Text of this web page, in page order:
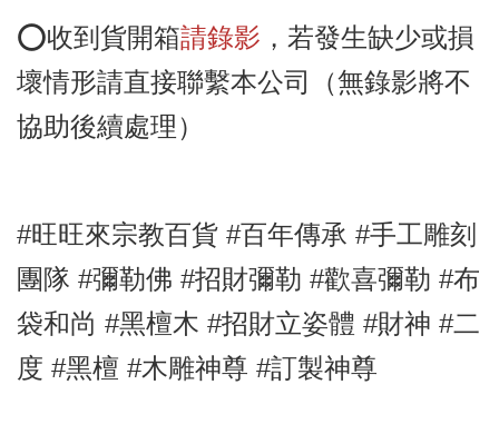
⭕️收到貨開箱請錄影 ，若發生缺少或損
壞情形請直接聯繫本公司（無錄影將不
協助後續處理）
#旺旺來宗教百貨 #百年傳承 #手工雕刻
團隊 #彌勒佛 #招財彌勒 #歡喜彌勒 #布
袋和尚 #黑檀木 #招財立姿體 #財神 #二
度 #黑檀 #木雕神尊 #訂製神尊